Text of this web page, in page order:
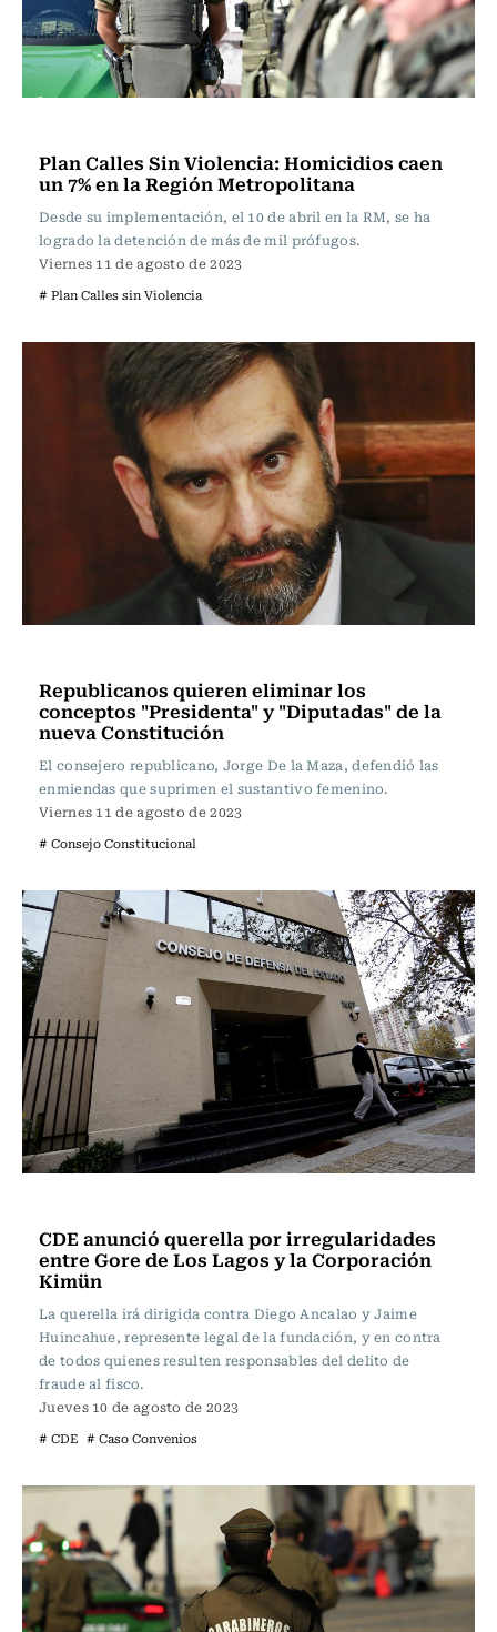
Plan Calles Sin Violencia: Homicidios caen
un 7% en la Región Metropolitana
Desde su implementación, el 10 de abril en la RM, se ha
logrado la detención de más de mil prófugos.
Viernes 11 de agosto de 2023
# Plan Calles sin Violencia
Republicanos quieren eliminar los
conceptos "Presidenta" y "Diputadas" de la
nueva Constitución
El consejero republicano, Jorge De la Maza, defendió las
enmiendas que suprimen el sustantivo femenino.
Viernes 11 de agosto de 2023
# Consejo Constitucional
CDE anunció querella por irregularidades
entre Gore de Los Lagos y la Corporación
Kimün
La querella irá dirigida contra Diego Ancalao y Jaime
Huincahue, represente legal de la fundación, y en contra
de todos quienes resulten responsables del delito de
fraude al fisco.
Jueves 10 de agosto de 2023
# CDE # Caso Convenios